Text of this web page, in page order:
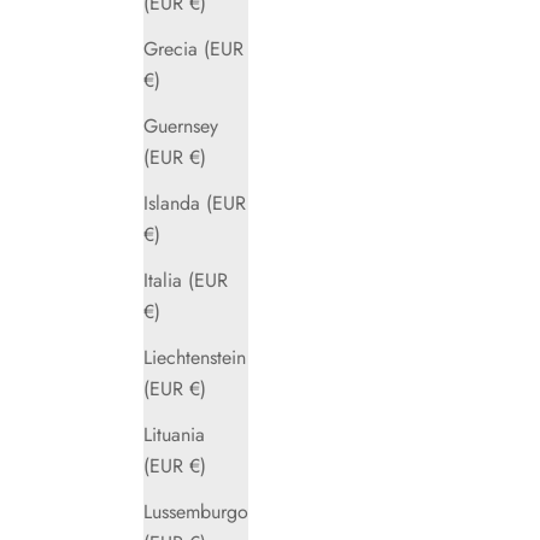
Grecia (EUR
€)
Guernsey
(EUR €)
Islanda (EUR
€)
Italia (EUR
€)
Liechtenstein
(EUR €)
Lituania
(EUR €)
Lussemburgo